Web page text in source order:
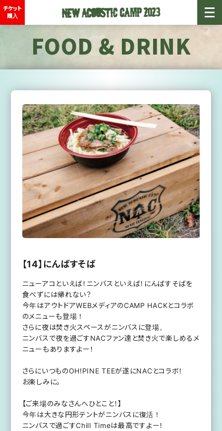
チケット
購入
FOOD & DRINK
【14】にんばすそば
ニューアコといえば！ニンバスといえば！にんばすそばを
食べずには帰れない？
今年はアウトドアWEBメディアのCAMP HACKとコラボ
のメニューも登場！
さらに夜は焚き火スペースがニンバスに登場。
ニンバスで夜を過ごすNACファン達と焚き火で楽しめるメ
ニューもありますよー！
さらにいつものOH!PINE TEEが遂にNACとコラボ！
お楽しみに。
【ご来場のみなさんへひとこと！】
今年は大きな円形テントがニンバスに復活！
ニンバスで過ごすChill Timeは最高ですよー！